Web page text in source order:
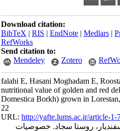
Download citation:
BibTeX|RIS|EndNote|Medlars|
RefWorks
Send citation to:
Mendeley
Zotero
falahi E, Hasani Moghadam E,
nutritional value of golden and red
Domestica Borkh) grown in
22
URL:http://yafte.lums.ac.ir/article-
روستا سجاد. خصوصیات